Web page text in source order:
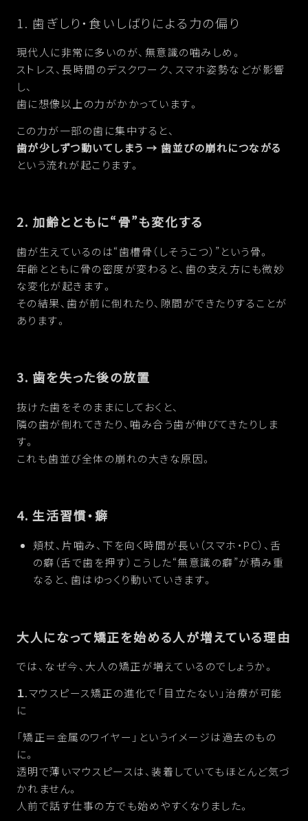
1. 歯ぎしり・食いしばりによる力の偏り
現代人に非常に多いのが、無意識の噛みしめ。
ストレス、長時間のデスクワーク、スマホ姿勢などが影響
し、
歯に想像以上の力がかかっています。
この力が一部の歯に集中すると、
歯が少しずつ動いてしまう → 歯並びの崩れにつながる
という流れが起こります。
2. 加齢とともに“骨”も変化する
歯が生えているのは“歯槽骨（しそうこつ）”という骨。
年齢とともに骨の密度が変わると、歯の支え方にも微妙
な変化が起きます。
その結果、歯が前に倒れたり、隙間ができたりすることが
あります。
3. 歯を失った後の放置
抜けた歯をそのままにしておくと、
隣の歯が倒れてきたり、噛み合う歯が伸びてきたりしま
す。
これも歯並び全体の崩れの大きな原因。
4. 生活習慣・癖
頬杖、片噛み、下を向く時間が長い（スマホ・PC）、舌
の癖（舌で歯を押す）こうした“無意識の癖”が積み重
なると、歯はゆっくり動いていきます。
大人になって矯正を始める人が増えている理由
では、なぜ今、大人の矯正が増えているのでしょうか。
１.マウスピース矯正の進化で「目立たない」治療が可能
に
「矯正＝金属のワイヤー」というイメージは過去のもの
に。
透明で薄いマウスピースは、装着していてもほとんど気づ
かれません。
人前で話す仕事の方でも始めやすくなりました。